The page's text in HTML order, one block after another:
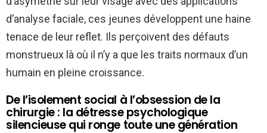
d’analyse faciale, ces jeunes développent une haine
tenace de leur reflet. Ils perçoivent des défauts
monstrueux là où il n’y a que les traits normaux d’un
humain en pleine croissance.
De l’isolement social à l’obsession de la
chirurgie : la détresse psychologique
silencieuse qui ronge toute une génération